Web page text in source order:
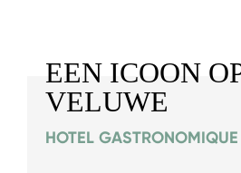
EEN ICOON
VELUWE
HOTEL